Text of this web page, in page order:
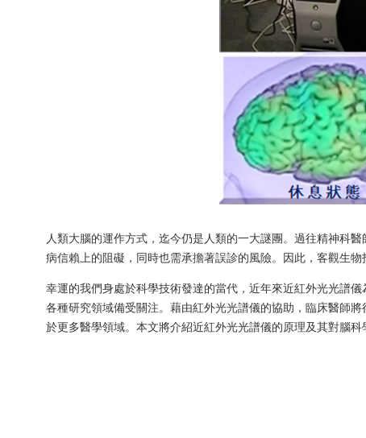
人類大腦的運作方式，迄今仍是人類的一大謎團。過往精神科
病信賴上的阻礙，同時也需承擔著誤診的風險。因此，客觀生物
幸運的我們身處於科學技術發達的當代，近年來近紅外光光譜
各種研究領域備受關注。藉由紅外光光譜儀的協助，臨床醫師
於更多醫學領域。本文將介紹近紅外光光譜儀的原理及其對腦